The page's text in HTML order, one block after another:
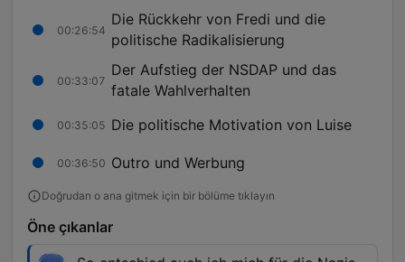
00:26:54
Die Rückkehr von Fredi und die
politische Radikalisierung
00:33:07
Der Aufstieg der NSDAP und das
fatale Wahlverhalten
00:35:05 Die politische Motivation von Luise
00:36:50 Outro und Werbung
Doğrudan o ana gitmek için bir bölüme tıklayın
Öne çıkanlar